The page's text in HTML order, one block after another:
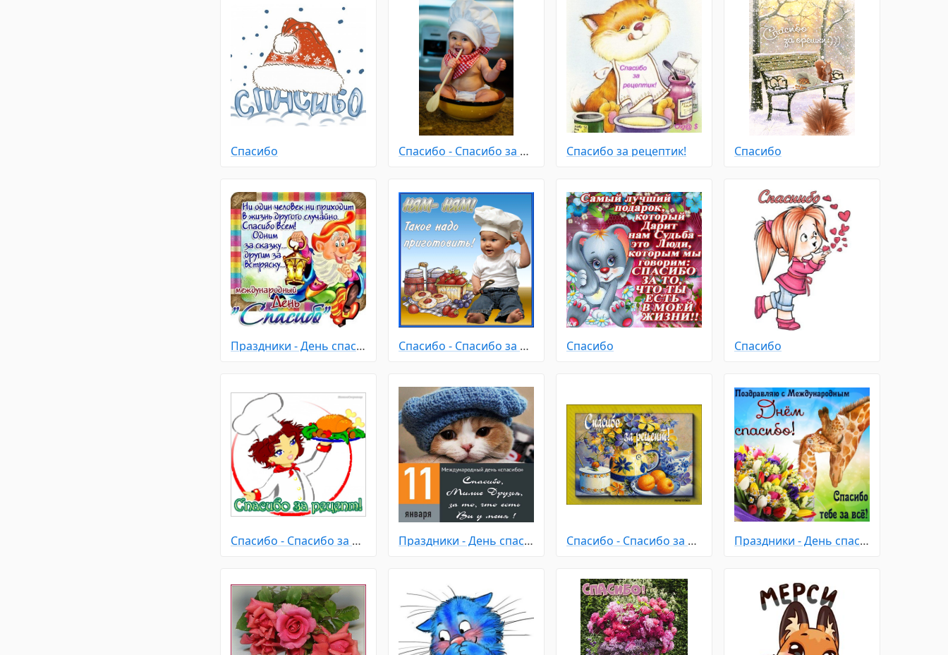
Спасибо Спасибо - Спасибо за рецепт Спасибо за рецептик! Спасибо
Праздники - День спасибо Спасибо - Спасибо за рецепт Спасибо Спасибо
Спасибо - Спасибо за рецепт Праздники - День спасибо Спасибо - Спасибо за рецепт Праздники - День спасибо